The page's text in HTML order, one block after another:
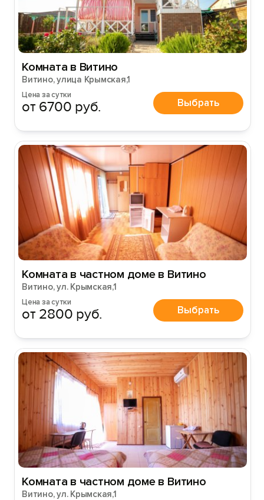
Комната в Витино
Витино, улица Крымская,1
Цена за сутки
от 6700 руб. Выбрать
Комната в частном доме в Витино
Витино, ул. Крымская,1
Цена за сутки
от 2800 руб. Выбрать
Комната в частном доме в Витино
Витино, ул. Крымская,1